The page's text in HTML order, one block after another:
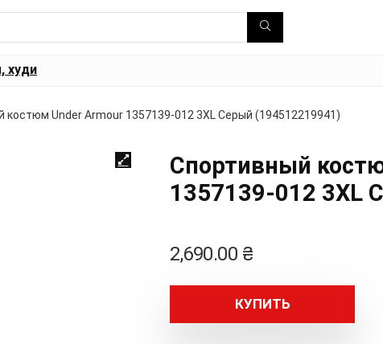
худи
костюм Under Armour 1357139-012 3XL Серый (194512219941)
Спортивный
1357139-012 3XL
2,690.00 ₴
КУПИТЬ